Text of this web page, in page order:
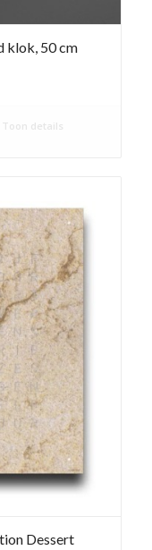
klok, 50 cm
Toon details
Dessert